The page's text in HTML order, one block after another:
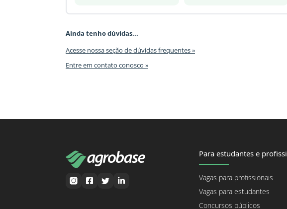
Ainda tenho dúvidas...
Acesse nossa seção de dúvidas frequentes »
Entre em contato conosco »
Para estudantes e
Vagas para profissionais
Vagas para estudantes
Concursos públicos